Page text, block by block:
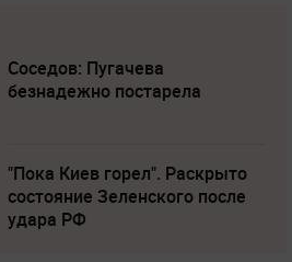
Соседов: Пугачева
безнадежно постарела
"Пока Киев горел". Раскрыто
состояние Зеленского после
удара РФ